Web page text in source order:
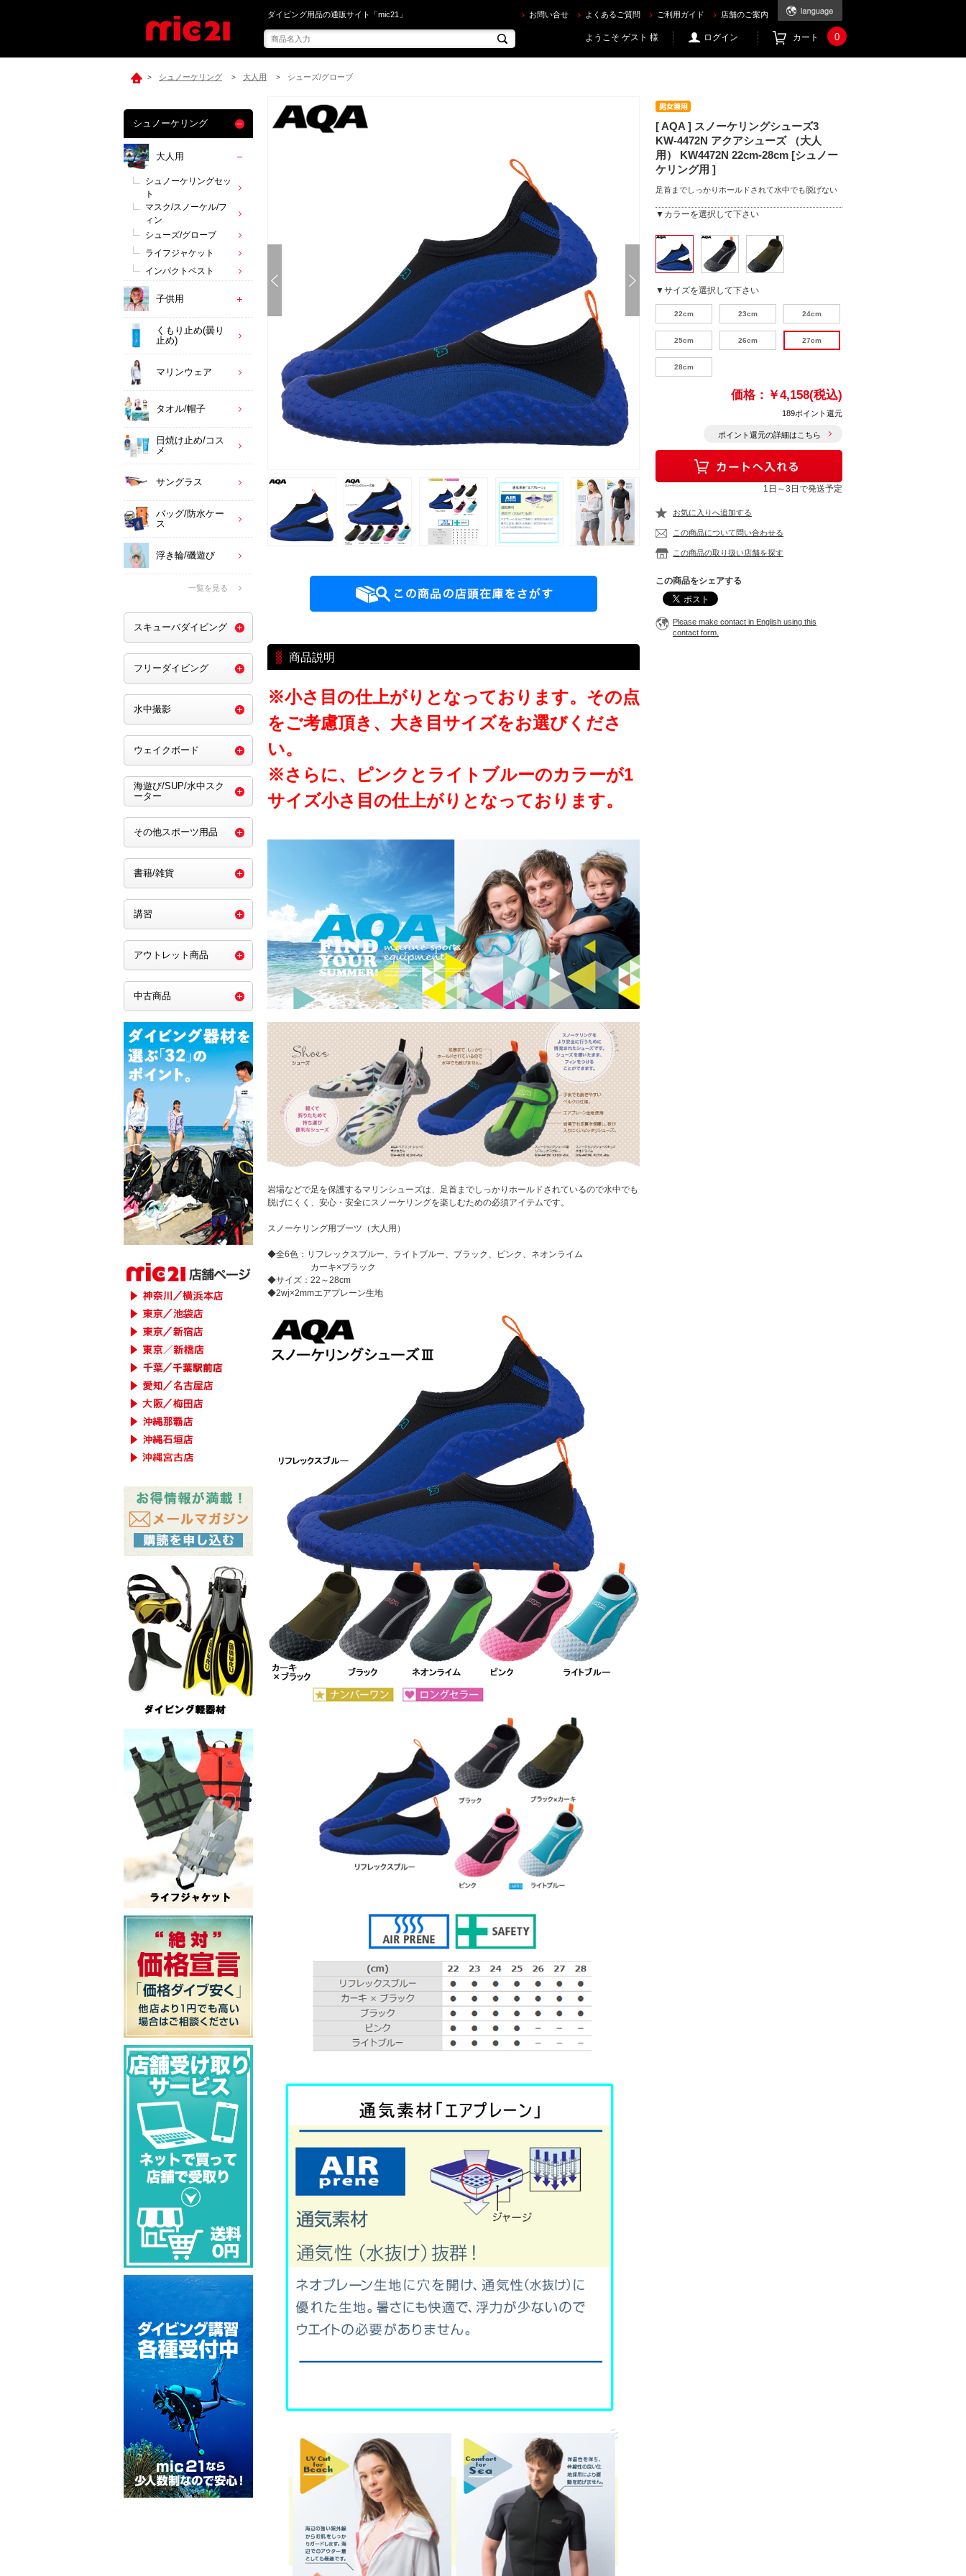
mic21で[ AQA ] スノーケリングシューズ3 KW-4472N アクアシューズ （大人用） KW4472N 22cm-28cm [シュノーケリング用 ] を買うならec.mic21.com
ダイビング用品の通販サイト「mic21」 お問い合せ よくあるご質問 ご利用ガイド 店舗のご案内
ようこそ ゲスト 様 ログイン カート 0
> シュノーケリング > 大人用 > シューズ/グローブ
商品説明
※小さ目の仕上がりとなっております。その点
をご考慮頂き、大き目サイズをお選びくださ
い。
※さらに、ピンクとライトブルーのカラーが1
サイズ小さ目の仕上がりとなっております。
岩場などで足を保護するマリンシューズは、足首までしっかりホールドされているので水中でも
脱げにくく、安心・安全にスノーケリングを楽しむための必須アイテムです。
スノーケリング用ブーツ（大人用）
◆全6色：リフレックスブルー、ライトブルー、ブラック、ピンク、ネオンライム
カーキ×ブラック
◆サイズ：22～28cm
◆2wj×2mmエアプレーン生地
[ AQA ] スノーケリングシューズ3
KW-4472N アクアシューズ （大人
用） KW4472N 22cm-28cm [シュノー
ケリング用 ]
足首までしっかりホールドされて水中でも脱げない
▼カラーを選択して下さい
▼サイズを選択して下さい
22cm 23cm 24cm
25cm 26cm 27cm
28cm
価格： ￥4,158(税込)
189ポイント還元
ポイント還元の詳細はこちら
1日～3日で発送予定
お気に入りへ追加する
この商品について問い合わせる
この商品の取り扱い店舗を探す
この商品をシェアする
Please make contact in English using this
contact form.
シュノーケリング
大人用
シュノーケリングセッ
ト
マスク/スノーケル/フ
ィン
シューズ/グローブ
ライフジャケット
インパクトベスト
子供用
くもり止め(曇り
止め)
マリンウェア
タオル/帽子
日焼け止め/コス
メ
サングラス
バッグ/防水ケー
ス
浮き輪/磯遊び
一覧を見る
スキューバダイビング
フリーダイビング
水中撮影
ウェイクボード
海遊び/SUP/水中スク
ーター
その他スポーツ用品
書籍/雑貨
講習
アウトレット商品
中古商品